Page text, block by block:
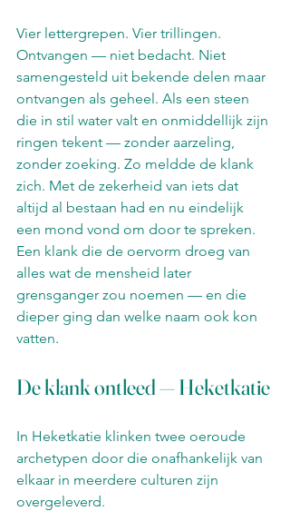
Vier lettergrepen. Vier trillingen.
Ontvangen — niet bedacht. Niet
samengesteld uit bekende delen maar
ontvangen als geheel. Als een steen
die in stil water valt en onmiddellijk zijn
ringen tekent — zonder aarzeling,
zonder zoeking. Zo meldde de klank
zich. Met de zekerheid van iets dat
altijd al bestaan had en nu eindelijk
een mond vond om door te spreken.
Een klank die de oervorm droeg van
alles wat de mensheid later
grensganger zou noemen — en die
dieper ging dan welke naam ook kon
vatten.
De klank ontleed — Heketkatie
In Heketkatie klinken twee oeroude
archetypen door die onafhankelijk van
elkaar in meerdere culturen zijn
overgeleverd.